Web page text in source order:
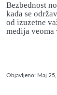
Bezbednost
kada se
od izuzetne
medija
Objavljeno: Maj